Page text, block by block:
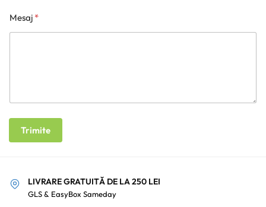
Mesaj *
Trimite
LIVRARE GRATUITĂ DE LA 250 LEI
GLS & EasyBox Sameday